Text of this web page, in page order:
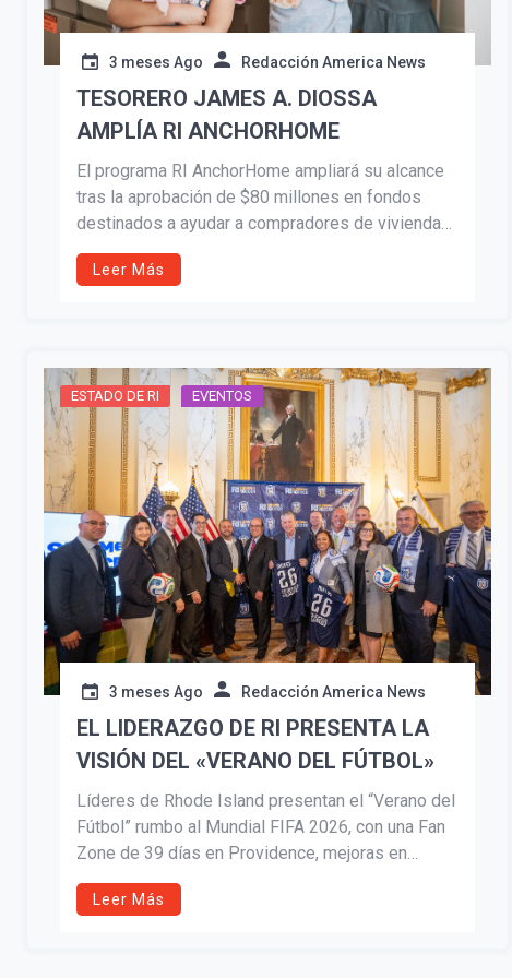
3 meses Ago Redacción America News
TESORERO JAMES A. DIOSSA
AMPLÍA RI ANCHORHOME
El programa RI AnchorHome ampliará su alcance
tras la aprobación de $80 millones en fondos
destinados a ayudar a compradores de vivienda
por primera vez en Rhode Island. Liderado por el
Tesorero James A. Diossa, la iniciativa ya ha
financiera y la riqueza generacional.
Leer Más
ESTADO DE RI EVENTOS
3 meses Ago Redacción America News
EL LIDERAZGO DE RI PRESENTA LA
VISIÓN DEL «VERANO DEL FÚTBOL»
Líderes de Rhode Island presentan el “Verano del
Fútbol” rumbo al Mundial FIFA 2026, con una Fan
Zone de 39 días en Providence, mejoras en
transporte y apoyo a programas comunitarios. La
iniciativa busca impulsar el turismo, fortalecer la
Leer Más